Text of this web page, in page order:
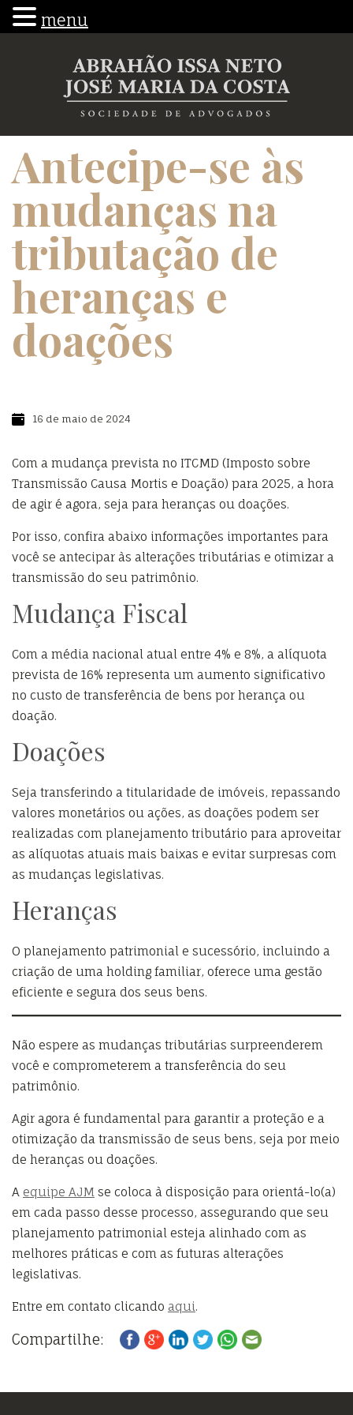
Antecipe-se às
mudanças na
tributação de
heranças e
doações
16 de maio de 2024
Com a mudança prevista no ITCMD (Imposto sobre
Transmissão Causa Mortis e Doação) para 2025, a hora
de agir é agora, seja para heranças ou doações.
Por isso, confira abaixo informações importantes para
você se antecipar às alterações tributárias e otimizar a
transmissão do seu patrimônio.
Mudança Fiscal
Com a média nacional atual entre 4% e 8%, a alíquota
prevista de 16% representa um aumento significativo
no custo de transferência de bens por herança ou
doação.
Doações
Seja transferindo a titularidade de imóveis, repassando
valores monetários ou ações, as doações podem ser
realizadas com planejamento tributário para aproveitar
as alíquotas atuais mais baixas e evitar surpresas com
as mudanças legislativas.
Heranças
O planejamento patrimonial e sucessório, incluindo a
criação de uma holding familiar, oferece uma gestão
eficiente e segura dos seus bens.
Não espere as mudanças tributárias surpreenderem
você e comprometerem a transferência do seu
patrimônio.
Agir agora é fundamental para garantir a proteção e a
otimização da transmissão de seus bens, seja por meio
de heranças ou doações.
A equipe AJM se coloca à disposição para orientá-lo(a)
em cada passo desse processo, assegurando que seu
planejamento patrimonial esteja alinhado com as
melhores práticas e com as futuras alterações
legislativas.
Entre em contato clicando aqui.
Compartilhe:
menu